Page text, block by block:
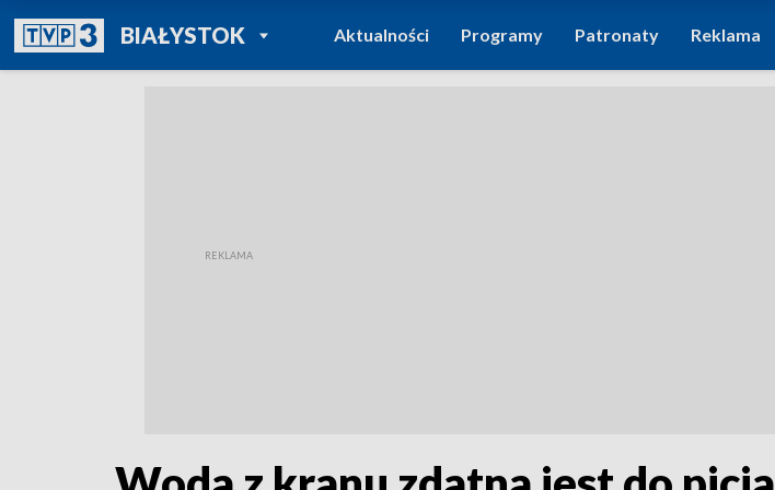
BIAŁYSTOKPOWRÓT DO
TVP REGIONY
Aktualności Programy Patronaty Reklama